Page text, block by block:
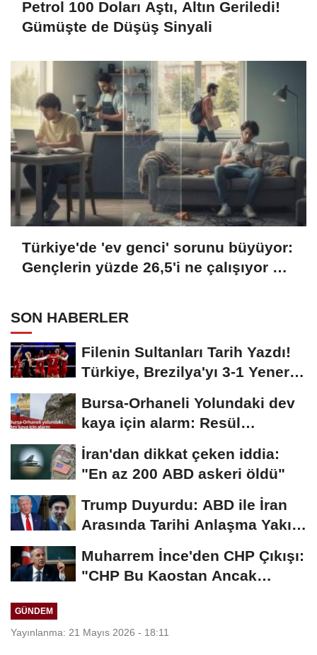
Petrol 100 Doları Aştı, Altın Geriledi!
Gümüşte de Düşüş Sinyali
Türkiye'de 'ev genci' sorunu büyüyor:
Gençlerin yüzde 26,5'i ne çalışıyor ne
SON HABERLER
Filenin Sultanları Tarih Yazdı!
Türkiye, Brezilya'yı 3-1 Yenerek
Bursa-Orhaneli Yolundaki dev
kaya için alarm: Resül
Kaplan'dan yetkililere...
İran'dan dikkat çeken iddia:
"En az 200 ABD askeri öldü"
Trump Duyurdu: ABD ile İran
Arasında Tarihi Anlaşma Yakın!
Muharrem İnce'den CHP Çıkışı:
"CHP Bu Kaostan Ancak
GÜNDEM
Yayınlanma: 21 Mayıs 2026 - 18:11